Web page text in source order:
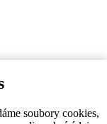
soubory cookies,